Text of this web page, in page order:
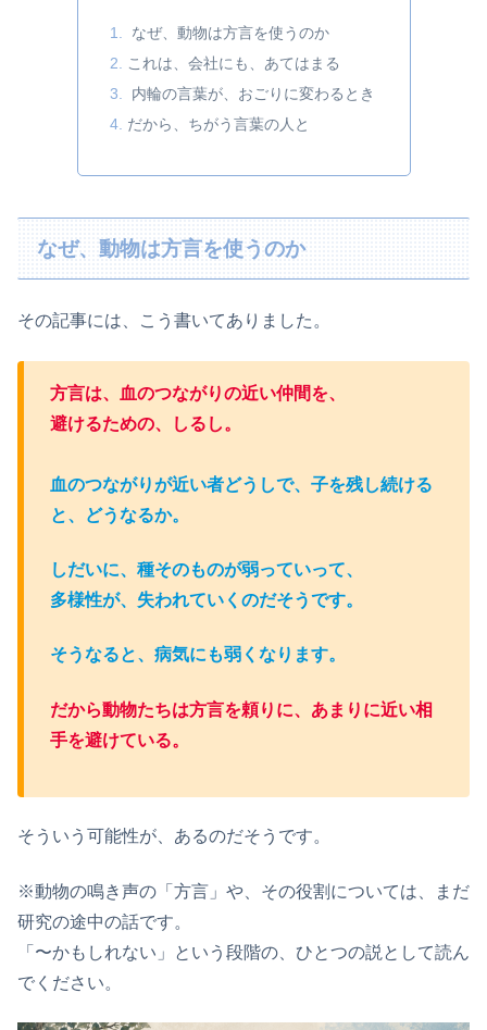
なぜ、動物は方言を使うのか
これは、会社にも、あてはまる
内輪の言葉が、おごりに変わるとき
だから、ちがう言葉の人と
なぜ、動物は方言を使うのか
その記事には、こう書いてありました。
方言は、血のつながりの近い仲間を、
避けるための、しるし。
血のつながりが近い者どうしで、子を残し続ける
と、どうなるか。
しだいに、種そのものが弱っていって、
多様性が、失われていくのだそうです。
そうなると、病気にも弱くなります。
だから動物たちは方言を頼りに、あまりに近い相
手を避けている。
そういう可能性が、あるのだそうです。
※動物の鳴き声の「方言」や、その役割については、まだ
研究の途中の話です。
「〜かもしれない」という段階の、ひとつの説として読ん
でください。